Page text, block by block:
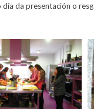
día da presentación o